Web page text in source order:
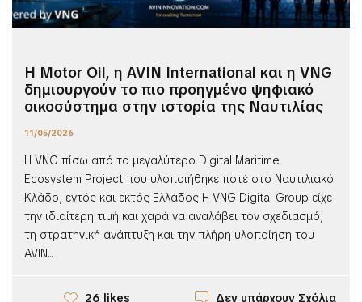
Η Motor Oil, η AVIN International και η VNG
δημιουργούν το πιο προηγμένο ψηφιακό
οικοσύστημα στην ιστορία της Ναυτιλίας
11/05/2026
Η VNG πίσω από το μεγαλύτερο Digital Maritime
Ecosystem Project που υλοποιήθηκε ποτέ στo Ναυτιλιακό
Κλάδο, εντός και εκτός Ελλάδος Η VNG Digital Group είχε
την ιδιαίτερη τιμή και χαρά να αναλάβει τον σχεδιασμό,
τη στρατηγική ανάπτυξη και την πλήρη υλοποίηση του
AVIN...
26 likes Δεν υπάρχουν Σχόλια